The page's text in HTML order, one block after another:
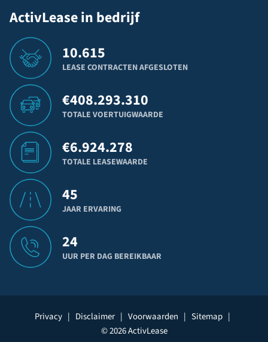
ActivLease in bedrijf
10.615
LEASE CONTRACTEN AFGESLOTEN
€408.293.310
TOTALE VOERTUIGWAARDE
€6.924.278
TOTALE LEASEWAARDE
45
JAAR ERVARING
24
UUR PER DAG BEREIKBAAR
Privacy | Disclaimer | Voorwaarden | Sitemap |
© 2026 ActivLease